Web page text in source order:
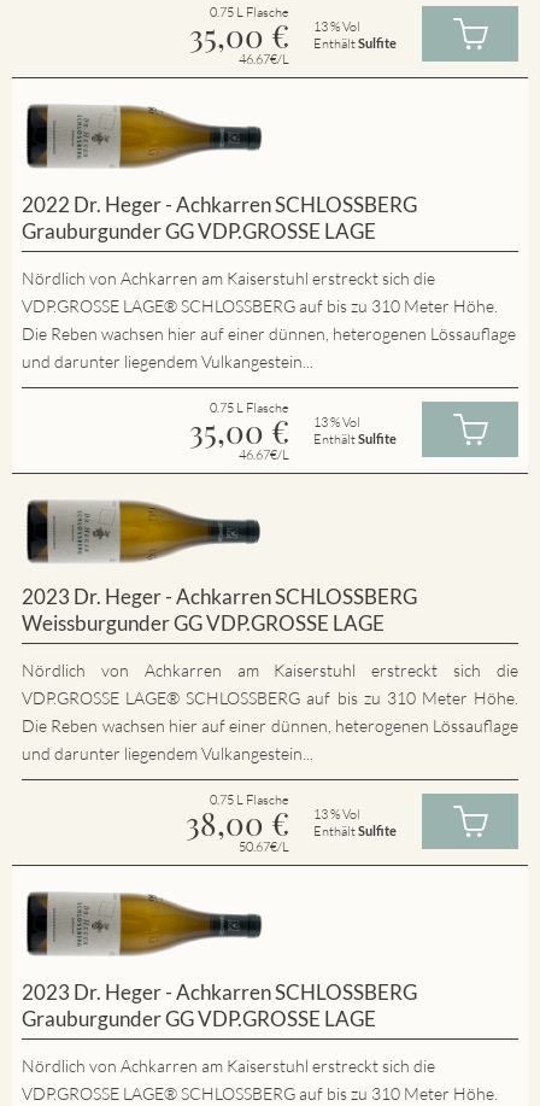
0.75 L Flasche
35,00 €
46.67€/L
13 % Vol
EnthältSulfite
2022 Dr. Heger - Achkarren SCHLOSSBERG
Grauburgunder GG VDP.GROSSE LAGE
Nördlich von Achkarren am Kaiserstuhl erstreckt sich die
VDP.GROSSE LAGE® SCHLOSSBERG auf bis zu 310 Meter Höhe.
Die Reben wachsen hier auf einer dünnen, heterogenen Lössauflage
und darunter liegendem Vulkangestein...
0.75 L Flasche
35,00 €
46.67€/L
13 % Vol
EnthältSulfite
2023 Dr. Heger - Achkarren SCHLOSSBERG
Weissburgunder GG VDP.GROSSE LAGE
Nördlich von Achkarren am Kaiserstuhl erstreckt sich die
VDP.GROSSE LAGE® SCHLOSSBERG auf bis zu 310 Meter Höhe.
Die Reben wachsen hier auf einer dünnen, heterogenen Lössauflage
und darunter liegendem Vulkangestein...
0.75 L Flasche
38,00 €
50.67€/L
13 % Vol
EnthältSulfite
2023 Dr. Heger - Achkarren SCHLOSSBERG
Grauburgunder GG VDP.GROSSE LAGE
Nördlich von Achkarren am Kaiserstuhl erstreckt sich die
VDP.GROSSE LAGE® SCHLOSSBERG auf bis zu 310 Meter Höhe.